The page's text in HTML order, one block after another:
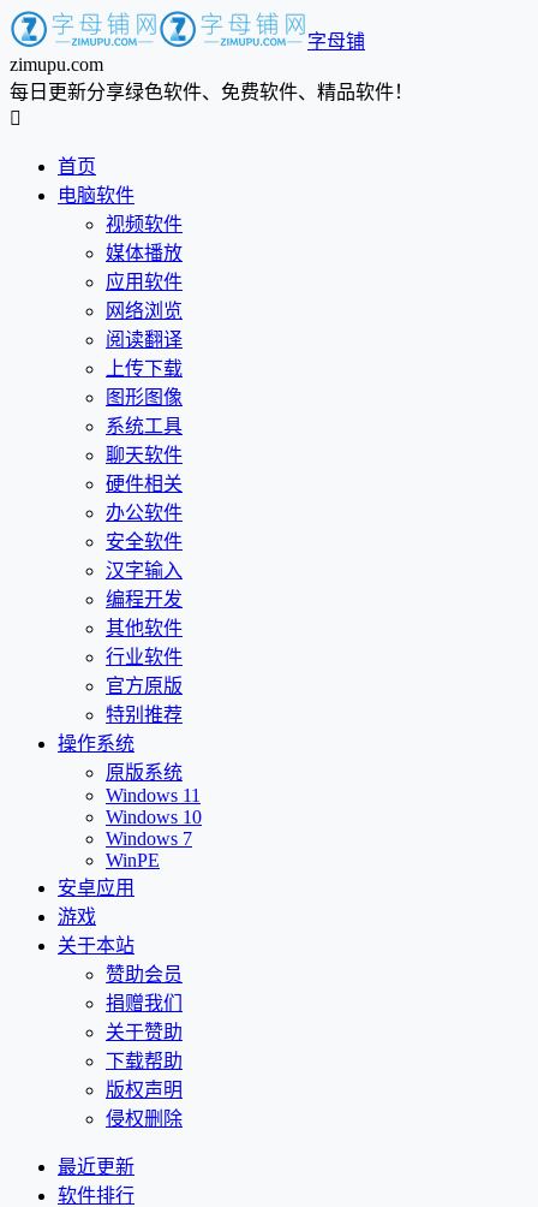
字母铺
zimupu.com
每日更新分享绿色软件、免费软件、精品软件！

首页
电脑软件
视频软件
媒体播放
应用软件
网络浏览
阅读翻译
上传下载
图形图像
系统工具
聊天软件
硬件相关
办公软件
安全软件
汉字输入
编程开发
其他软件
行业软件
官方原版
特别推荐
操作系统
原版系统
Windows 11
Windows 10
Windows 7
WinPE
安卓应用
游戏
关于本站
赞助会员
捐赠我们
关于赞助
下载帮助
版权声明
侵权删除
最近更新
软件排行